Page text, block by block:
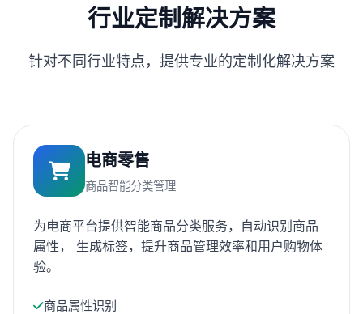
行业定制解决方案
针对不同行业特点，提供专业的定制化解决方案
电商零售
商品智能分类管理
为电商平台提供智能商品分类服务，自动识别商品
属性， 生成标签，提升商品管理效率和用户购物体
验。
商品属性识别